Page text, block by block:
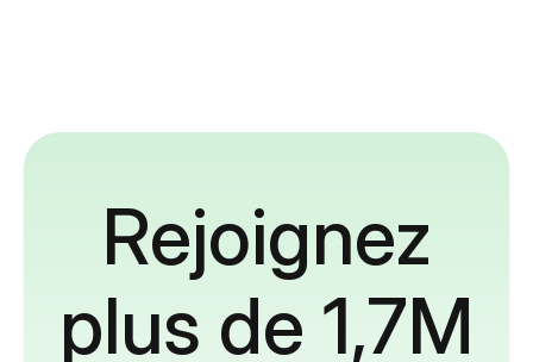
Rejoignez
plus de 1,7M